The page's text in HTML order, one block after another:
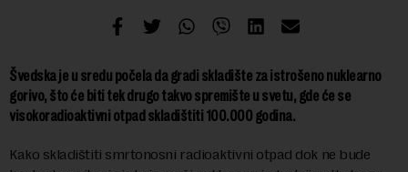
Švedska je u sredu počela da gradi skladište za istrošeno nuklearno
gorivo, što će biti tek drugo takvo spremište u svetu, gde će se
visokoradioaktivni otpad skladištiti 100.000 godina.
Kako skladištiti smrtonosni radioaktivni otpad dok ne bude